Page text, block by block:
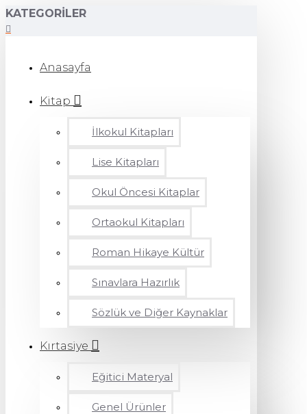
KATEGORILER
Anasayfa
Kitap
İlkokul Kitapları
Lise Kitapları
Okul Öncesi Kitaplar
Ortaokul Kitapları
Roman Hikaye Kültür
Sınavlara Hazırlık
Sözlük ve Diğer Kaynaklar
Kırtasiye
Eğitici Materyal
Genel Ürünler